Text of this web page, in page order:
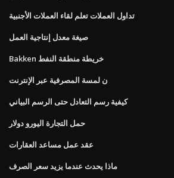
تداول العملات تعلم لقاء العملات الأجنبية
صيغة معدل إنتاجية العمل
Bakken خريطة منطقة النفط
ن لمسة المصرفية عبر الإنترنت
كيفية رسم التعادل حتى الرسم البياني
حمل التجارة اليورو دولار
عقد عمل مساعد العقارات
ماذا يحدث عندما يزيد سعر الصرف